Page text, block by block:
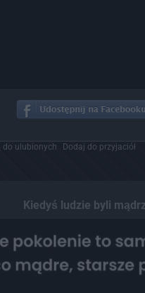
do ulubionych Dodaj do przyjaciół
Kiedyś ludzie byli